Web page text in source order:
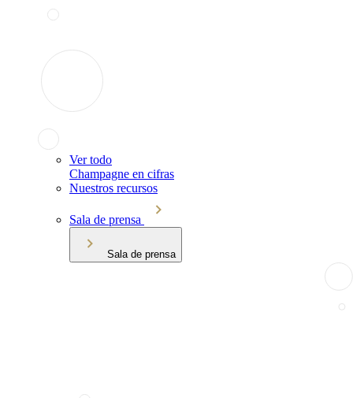
Ver todo
Champagne en cifras
Nuestros recursos
Sala de prensa
Sala de prensa